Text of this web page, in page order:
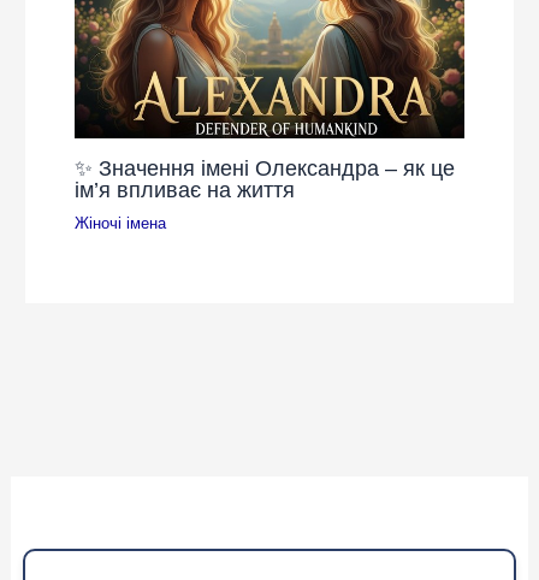
✨ Значення імені Олександра – як це
ім’я впливає на життя
Жіночі імена